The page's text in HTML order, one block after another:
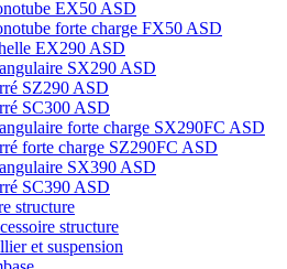
EX50 ASD
forte charge FX50 ASD
EX290 ASD
SX290 ASD
SZ290 ASD
SC300 ASD
forte charge SX290FC ASD
forte charge SZ290FC ASD
SX390 ASD
SC390 ASD
structure
structure
et suspension